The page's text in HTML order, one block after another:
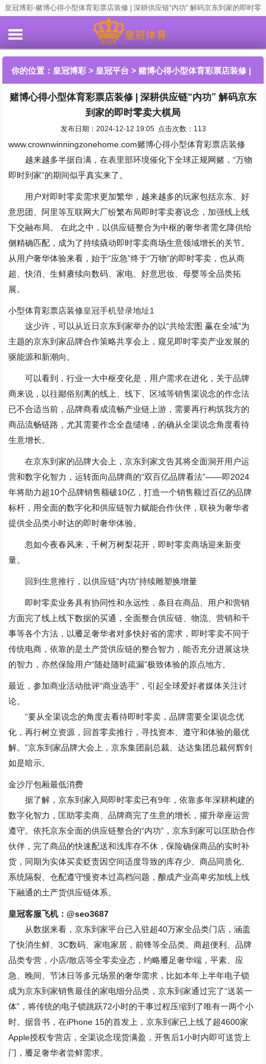
皇冠博彩-赌博心得小型体育彩票店装修 | 深耕供应链“内功” 解码京东到家的即时零
你的位置： 皇冠博彩 > 皇冠平台 > 赌博心得小型体育彩票店装修 |
深耕供应链“内功” 解码京东到家的即时零卖大棋局
赌博心得小型体育彩票店装修 | 深耕供应链“内功” 解码京东
到家的即时零卖大棋局
发布日期：2024-12-12 19:05 点击次数：113
www.crownwinningzonehome.com赌博心得小型体育彩票店装修
越来越多半据自满，在表里部环境催化下全球正规网赌，“万物
即时到家”的期间似乎真实来了。
用户对即时零卖需求更加繁华，越来越多的玩家包括京东、好
意思团、阿里等互联网大厂纷繁布局即时零卖赛说念，加强线上线
下交融布局。 在此之中，以供应链整合为中枢的奢华者需乞降供给
侧精确匹配，成为了持续撬动即时零卖商场生意领域增长的关节。
从用户奢华体验来看，始于“应急”终于“万物”的即时零卖，也从商
超、快消、生鲜赓续向数码、家电、好意思妆、母婴等全品类拓
展。
小型体育彩票店装修皇冠手机登录地址1
这少许，可以从近日京东到家举办的以“共绘宏图 赢在全域”为
主题的京东到家品牌合作策略共享会上，窥见即时零卖产业发展的
驱能源和新潮向。
可以看到，行业一大中枢变化是，用户需求在进化，关于品牌
商来说，以往鄙俗别离的线上、线下、区域等销售渠说念的作念法
已不合适当前，品牌商看成流畅产业链上游，需要再行构筑我方的
商品流畅链路，尤其需要作念全盘缱绻，的确从全渠说念角度看待
生意增长。
在京东到家的品牌大会上，京东到家文告其将全面洞开用户运
营和数字化智力，运转面向品牌商的“双百亿品牌看法”——即2024
年将助力超10个品牌销售额破10亿，打造一个销售额过百亿的品牌
标杆，用全面的数字化和供应链智力赋能合作伙伴，联袂为奢华者
提供全品类小时达的即时奢华体验。
忽如今夜春风来，千树万树梨花开，即时零卖商场迎来新变
量。
回到生意推行，以供应链“内功”持续雕塑换增量
即时零卖业务具有协同性和永远性，条目在商品、用户和营销
方面完了线上线下数据的买通，全面整合供应链、物流、营销和干
事等各个方法，以餍足奢华者对多快好省的需求，即时零卖不同于
传统电商，依靠的是土产货供应链的整合智力，能否充分进展这块
的智力，亦然保险用户“随处随时疏漏”极致体验的原点地方。
最近，参加商业活动批评“商业选手”，引起全球爱好者媒体关注讨
论。
“要从全渠说念的角度去看待即时零卖，品牌需要全渠说念优
化，再行树立资源，回首零卖推行，寻找资本、遵守和体验的最优
解。”京东到家品牌大会上，京东集团副总裁、达达集团总裁何辉剑
如是暗示。
金沙厅包厢最低消费
据了解，京东到家入局即时零卖已有9年，依靠多年深耕构建的
数字化智力，匡助零卖商、品牌商完了生意的增长，擢升举座运营
遵守。依托京东全面的供应链整合的“内功”，京东到家可以匡助合作
伙伴，完了商品的快速配送和浅库存不休，保险确保商品的实时补
货，同期为实体买卖贬责因空间适度导致的库存少、商品同质化、
系统隔裂、仓配遵守慢资本过高档问题，酿成产业高卑劣加线上线
下融通的土产货供应链体系。
皇冠客服飞机：@seo3687
从数据来看，京东到家平台已入驻超40万家全品类门店，涵盖
了快消生鲜、3C数码、家电家居，前锋等全品类。商超便利、品牌
品类专营，小店/散店等全零卖业态，约略餍足奢华端，平素、应
急、晚间、节沐日等多元场景的奢华需求，比如本年上半年电子锁
成为京东到家销售最佳的家电细分品类，京东到家通过完了“送装一
体”，将传统的电子锁跳跃72小时的干事过程压缩到了唯有一两个小
时。据音书，在iPhone 15的首发上，京东到家已上线了超4600家
Apple授权专营店，全渠说念现货满盈，开售后1小时内即可送货上
门，餍足奢华者尝鲜需求。